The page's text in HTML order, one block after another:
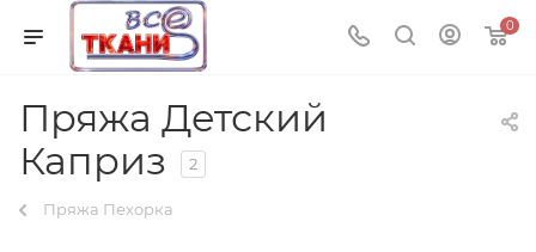
0
Пряжа Детский
Каприз
2
Пряжа Пехорка